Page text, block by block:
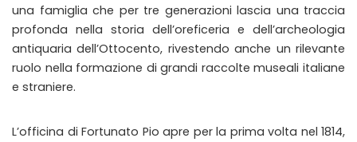
una famiglia che per tre generazioni lascia una traccia
profonda nella storia dell’oreficeria e dell’archeologia
antiquaria dell’Ottocento, rivestendo anche un rilevante
ruolo nella formazione di grandi raccolte museali italiane
e straniere.
L’officina di Fortunato Pio apre per la prima volta nel 1814,